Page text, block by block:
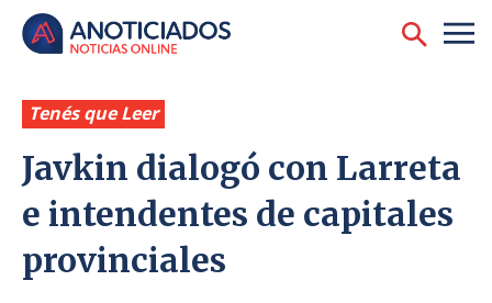
Tenés que Leer
Javkin dialogó con Larreta
e intendentes de capitales
provinciales